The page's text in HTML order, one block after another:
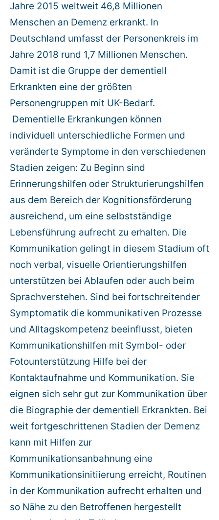
Jahre 2015 weltweit 46,8 Millionen
Menschen an Demenz erkrankt. In
Deutschland umfasst der Personenkreis im
Jahre 2018 rund 1,7 Millionen Menschen.
Damit ist die Gruppe der dementiell
Erkrankten eine der größten
Personengruppen mit UK-Bedarf.
Dementielle Erkrankungen können
individuell unterschiedliche Formen und
veränderte Symptome in den verschiedenen
Stadien zeigen: Zu Beginn sind
Erinnerungshilfen oder Strukturierungshilfen
aus dem Bereich der Kognitionsförderung
ausreichend, um eine selbstständige
Lebensführung aufrecht zu erhalten. Die
Kommunikation gelingt in diesem Stadium oft
noch verbal, visuelle Orientierungshilfen
unterstützen bei Ablaufen oder auch beim
Sprachverstehen. Sind bei fortschreitender
Symptomatik die kommunikativen Prozesse
und Alltagskompetenz beeinflusst, bieten
Kommunikationshilfen mit Symbol- oder
Fotounterstützung Hilfe bei der
Kontaktaufnahme und Kommunikation. Sie
eignen sich sehr gut zur Kommunikation über
die Biographie der dementiell Erkrankten. Bei
weit fortgeschrittenen Stadien der Demenz
kann mit Hilfen zur
Kommunikationsanbahnung eine
Kommunikationsinitiierung erreicht, Routinen
in der Kommunikation aufrecht erhalten und
so Nähe zu den Betroffenen hergestellt